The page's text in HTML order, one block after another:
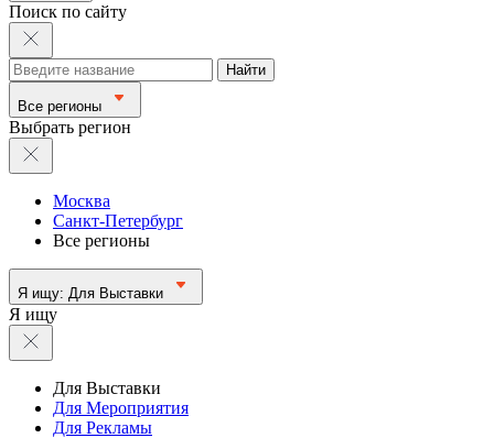
Поиск по сайту
Найти
Все регионы
Выбрать регион
Москва
Санкт-Петербург
Все регионы
Я ищу: Для Выставки
Я ищу
Для Выставки
Для Мероприятия
Для Рекламы